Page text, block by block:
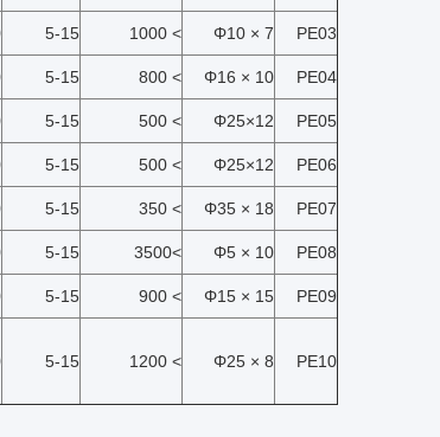
PE03
Φ10 × 7
> 1000
5-15
PE04
Φ16 × 10
> 800
5-15
PE05
Φ25×12
> 500
5-15
PE06
Φ25×12
> 500
5-15
PE07
Φ35 × 18
> 350
5-15
PE08
Φ5 × 10
>3500
5-15
PE09
Φ15 × 15
> 900
5-15
PE10
Φ25 × 8
> 1200
5-15